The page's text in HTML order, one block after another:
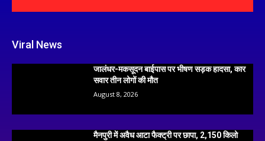
Viral News
जालंधर-मकसूदन बाईपास पर भीषण सड़क हादसा, कार
सवार तीन लोगों की मौत
August 8, 2026
मैनपुरी में अवैध आटा फैक्ट्री पर छापा, 2,150 किलो